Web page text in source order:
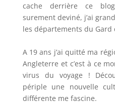
cache derrière ce
surement deviné, j’ai
les départements du Gard
A 19 ans j’ai quitté ma
Angleterre et c’est à ce
virus du voyage !
périple une nouvelle
différente me fascine.